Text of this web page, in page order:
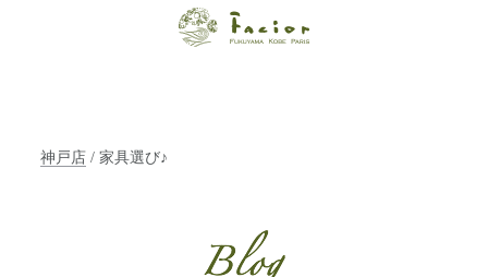
ン ファシオー
輝く美をトータ
ルでご提案しま
神戸店 / 家具選び♪